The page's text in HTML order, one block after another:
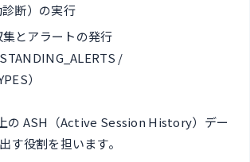
診断）の実行
とアラートの発行
/
）
の ASH（Active Session History）デー
す役割を担います。